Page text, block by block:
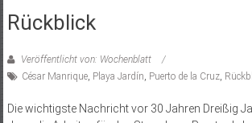
Rückblick
Veröffentlicht von: Wochenblatt
César Manrique, Playa Jardín, Puerto de la Cruz,
Die wichtigste Nachricht vor 30 Jahren Dreißig